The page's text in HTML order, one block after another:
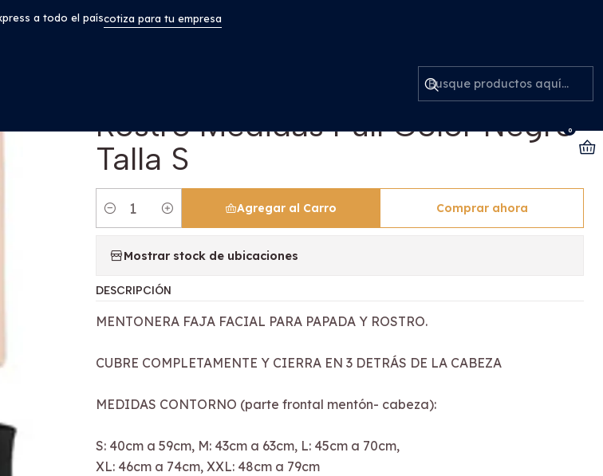
0
a todo el paíscotiza para tu empresa
Facial Papada Rostro Medidas Full Color Negro Talla S
Mentonera Faja Facial Papada
Rostro Medidas Full Color Negro
Talla S
Cantidad
Agregar al Carro Comprar ahora
Mostrar stock de ubicaciones
DESCRIPCIÓN
MENTONERA FAJA FACIAL PARA PAPADA Y ROSTRO.
CUBRE COMPLETAMENTE Y CIERRA EN 3 DETRÁS DE LA CABEZA
MEDIDAS CONTORNO (parte frontal mentón- cabeza):
S: 40cm a 59cm, M: 43cm a 63cm, L: 45cm a 70cm,
XL: 46cm a 74cm, XXL: 48cm a 79cm